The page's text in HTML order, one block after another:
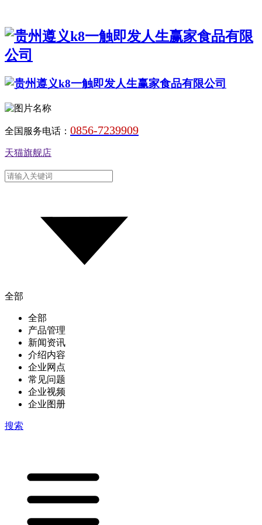
全国服务电话： 0856-7239909
天猫旗舰店
全部
全部
产品管理
新闻资讯
介绍内容
企业网点
常见问题
企业视频
企业图册
搜索